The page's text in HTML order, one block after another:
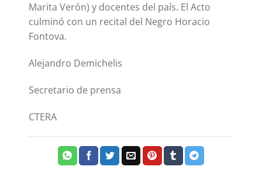
Marita Verón) y docentes del país. El Acto
culminó con un recital del Negro Horacio
Fontova.
Alejandro Demichelis
Secretario de prensa
CTERA